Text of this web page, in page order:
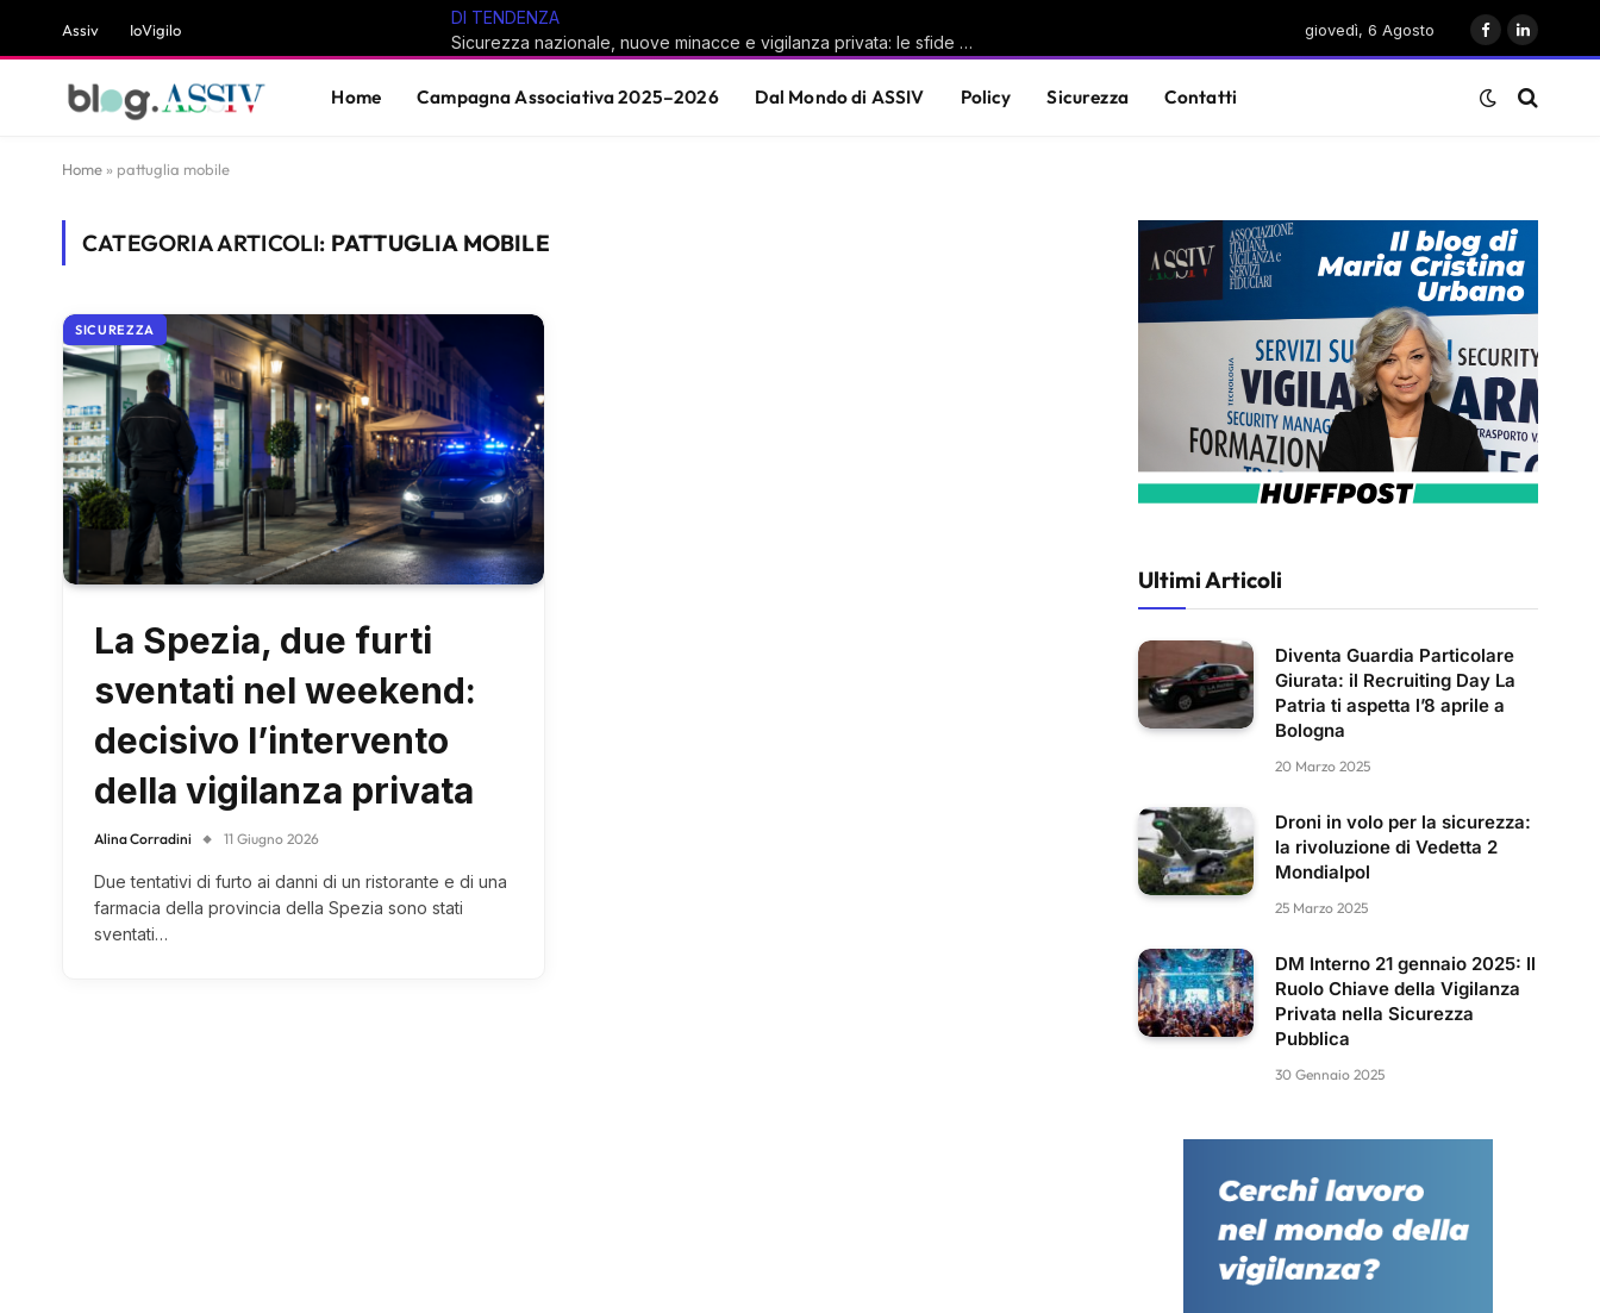
Assiv IoVigilo
DI TENDENZA
Sicurezza nazionale, nuove minacce e vigilanza privata: le sfide del sistema Paese
giovedì, 6 Agosto
Facebook
LinkedIn
Home Campagna Associativa 2025–2026 Dal Mondo di ASSIV Policy Sicurezza Contatti
Home » pattuglia mobile
CATEGORIA ARTICOLI: PATTUGLIA MOBILE
SICUREZZA
La Spezia, due furti
sventati nel weekend:
decisivo l’intervento
della vigilanza privata
Alina Corradini 11 Giugno 2026
Due tentativi di furto ai danni di un ristorante e di una
farmacia della provincia della Spezia sono stati
sventati…
Ultimi Articoli
Diventa Guardia Particolare
Giurata: il Recruiting Day La
Patria ti aspetta l’8 aprile a
Bologna
20 Marzo 2025
Droni in volo per la sicurezza:
la rivoluzione di Vedetta 2
Mondialpol
25 Marzo 2025
DM Interno 21 gennaio 2025: Il
Ruolo Chiave della Vigilanza
Privata nella Sicurezza
Pubblica
30 Gennaio 2025